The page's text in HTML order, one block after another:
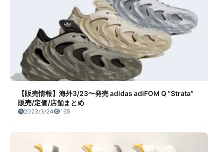
【販売情報】海外3/23〜発売 adidas adiFOM Q “Strata”
販売/定価/店舗まとめ
2023/3/24 165